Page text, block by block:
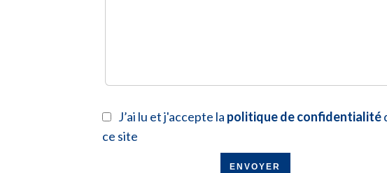
J’ai lu et j'accepte la politique de confidentialité
ce site
ENVOYER